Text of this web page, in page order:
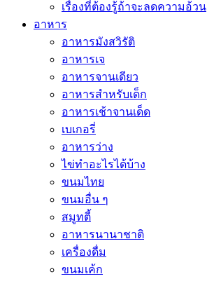
เรื่องที่ต้องรู้ถ้าจะลดความอ้วน
อาหาร
อาหารมังสวิรัติ
อาหารเจ
อาหารจานเดียว
อาหารสำหรับเด็ก
อาหารเช้าจานเด็ด
เบเกอรี่
อาหารว่าง
ไข่ทำอะไรได้บ้าง
ขนมไทย
ขนมอื่น ๆ
สมูทตี้
อาหารนานาชาติ
เครื่องดื่ม
ขนมเค้ก